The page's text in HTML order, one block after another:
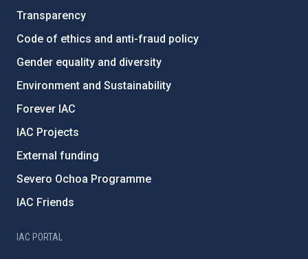
Transparency
Code of ethics and anti-fraud policy
Gender equality and diversity
Environment and Sustainability
Forever IAC
IAC Projects
External funding
Severo Ochoa Programme
IAC Friends
IAC PORTAL